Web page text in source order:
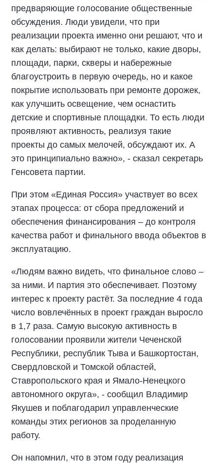
предваряющие голосование общественные
обсуждения. Люди увидели, что при
реализации проекта именно они решают, что и
как делать: выбирают не только, какие дворы,
площади, парки, скверы и набережные
благоустроить в первую очередь, но и какое
покрытие использовать при ремонте дорожек,
как улучшить освещение, чем оснастить
детские и спортивные площадки. То есть люди
проявляют активность, реализуя такие
проекты до самых мелочей, обсуждают их. А
это принципиально важно», - сказал секретарь
Генсовета партии.
При этом «Единая Россия» участвует во всех
этапах процесса: от сбора предложений и
обеспечения финансирования – до контроля
качества работ и финального ввода объектов в
эксплуатацию.
«Людям важно видеть, что финальное слово –
за ними. И партия это обеспечивает. Поэтому
интерес к проекту растёт. За последние 4 года
число вовлечённых в проект граждан выросло
в 1,7 раза. Самую высокую активность в
голосовании проявили жители Чеченской
Республики, республик Тыва и Башкортостан,
Свердловской и Томской областей,
Ставропольского края и Ямало-Ненецкого
автономного округа», - сообщил Владимир
Якушев и поблагодарил управленческие
команды этих регионов за проделанную
работу.
Он напомнил, что в этом году реализация